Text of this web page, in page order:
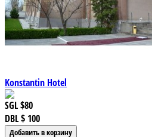
Konstantin Hotel
SGL$80
DBL$ 100